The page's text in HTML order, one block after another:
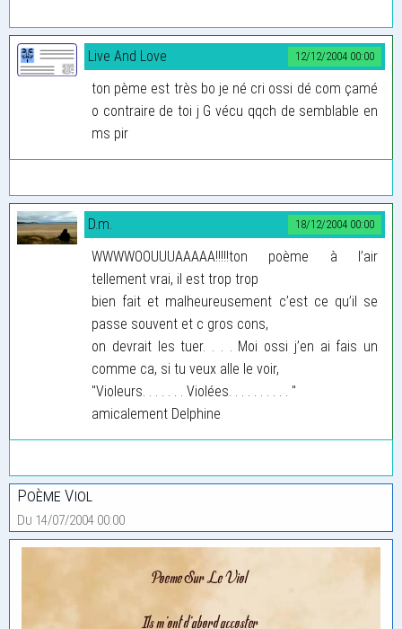
12/12/2004 00:00
Live And Love
ton pème est très bo je né cri ossi dé com çamé
o contraire de toi j G vécu qqch de semblable en
ms pir
18/12/2004 00:00
D.m.
WWWWOOUUUAAAAA!!!!!ton poème à l’air
tellement vrai, il est trop trop
bien fait et malheureusement c’est ce qu’il se
passe souvent et c gros cons,
on devrait les tuer. . . . Moi ossi j’en ai fais un
comme ca, si tu veux alle le voir,
"Violeurs. . . . . . . Violées. . . . . . . . . . "
amicalement Delphine
Poème Viol
Du 14/07/2004 00:00